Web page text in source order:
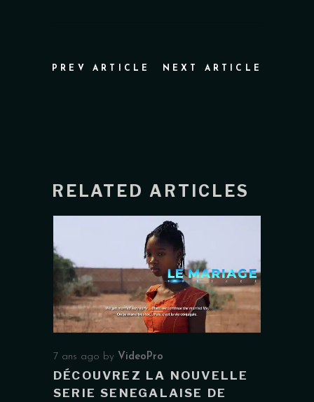
PREV ARTICLE NEXT ARTICLE
RELATED ARTICLES
7 ans ago by VideoPro
DÉCOUVREZ LA NOUVELLE
SERIE SENEGALAISE DE